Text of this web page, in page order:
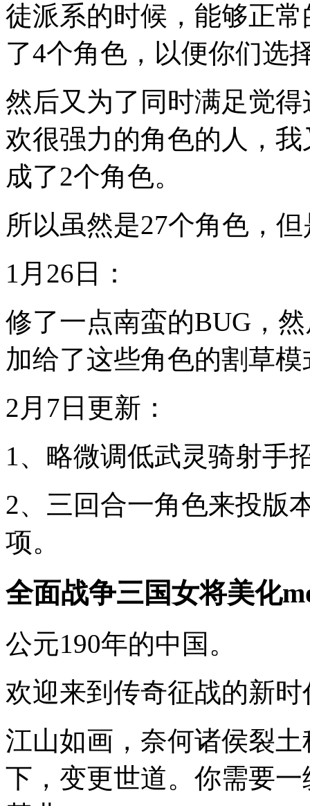
徒派系的时候，能够正
了4个角色，以便你们选
然后又为了同时满足觉
欢很强力的角色的人，
成了2个角色。
所以虽然是27个角色，
1月26日：
修了一点南蛮的BUG，
加给了这些角色的割草模
2月7日更新：
1、略微调低武灵骑射手
2、三回合一角色来投版
项。
全面战争三国女将美化
公元190年的中国。
欢迎来到传奇征战的新时
江山如画，奈何诸侯裂
下，变更世道。你需要